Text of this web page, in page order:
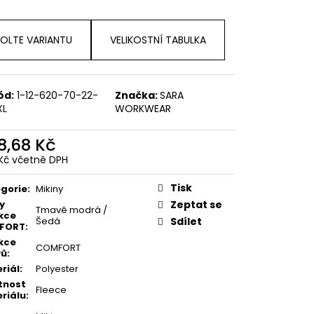
VARIANTU VELIKOSTNÍ TABULKA
1-12-620-70-22-
Značka:SARA
WORKWEAR
Kč
včetně DPH
: Mikiny
:
Tmavě modrá /
Šedá
:
COMFORT
:
Polyester
: Fleece
Tisk
Zeptat se
Sdílet